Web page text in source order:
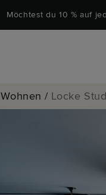
Möchtest du 10 % auf
Wohnen / Locke